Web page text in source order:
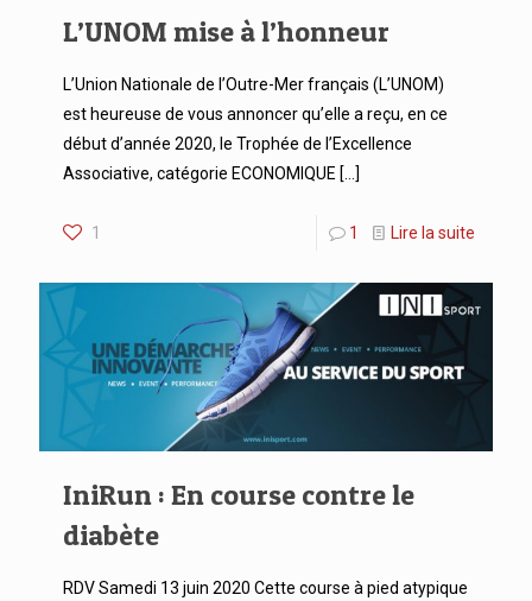
L’UNOM mise à l’honneur
L’Union Nationale de l’Outre-Mer français (L’UNOM)
est heureuse de vous annoncer qu’elle a reçu, en ce
début d’année 2020, le Trophée de l’Excellence
Associative, catégorie ECONOMIQUE […]
1 1 Lire la suite
IniRun : En course contre le
diabète
RDV Samedi 13 juin 2020 Cette course à pied atypique